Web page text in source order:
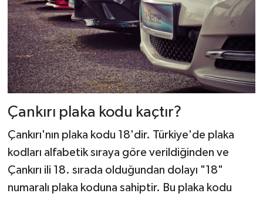
Çankırı plaka kodu kaçtır?
Çankırı'nın plaka kodu 18'dir. Türkiye'de plaka
kodları alfabetik sıraya göre verildiğinden ve
Çankırı ili 18. sırada olduğundan dolayı "18"
numaralı plaka koduna sahiptir. Bu plaka kodu